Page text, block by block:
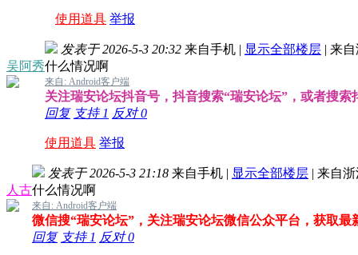
使用道具 举报
吴阿秀
发表于 2026-5-3 20:32 来自手机 | 显示全部楼层 | 来
什么情况啊
来自: Android客户端
关注瑞安论坛抖音号，抖音搜索“瑞安论坛”，或者搜索
回复 支持 1 反对0
使用道具 举报
人古
发表于 2026-5-3 21:18 来自手机 | 显示全部楼层 | 来自浙
什么情况啊
来自: Android客户端
微信搜“瑞安论坛”，关注瑞安论坛微信公众平台，获取最
回复 支持 1 反对0